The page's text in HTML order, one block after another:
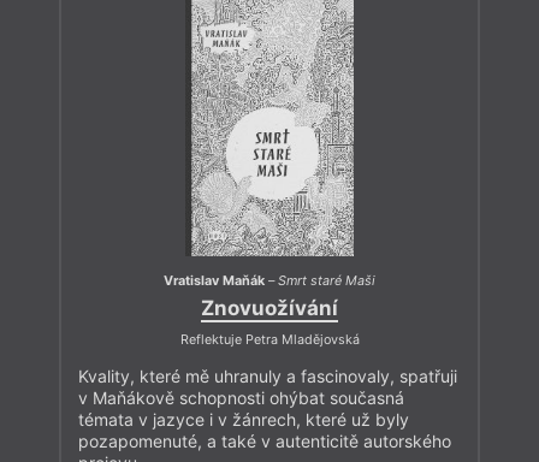
Vratislav Maňák –Smrt staré Maši
Znovuožívání
Reflektuje Petra Mladějovská
Kvality, které mě uhranuly a fascinovaly, spatřuji
v Maňákově schopnosti ohýbat současná
témata v jazyce i v žánrech, které už byly
pozapomenuté, a také v autenticitě autorského